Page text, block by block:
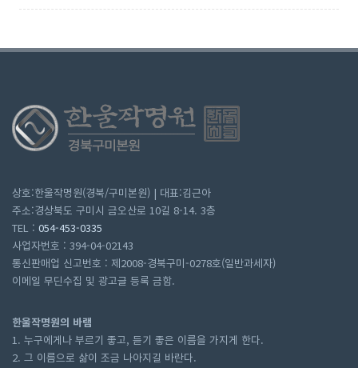
상호:한울작명원(경북/구미본원) | 대표:김근아
주소:경상북도 구미시 금오산로 10길 8-14. 3층
TEL : 054-453-0335
사업자번호 : 394-04-02143
통신판매업 신고번호 : 제2008-경북구미-0278호(일반과세자)
이메일 무딘수집 및 광고글 등록 금함.
한울작명원의 바램
1. 누구에게나 부르기 좋고, 듣기 좋은 이름을 가지게 한다.
2. 그 이름으로 삶이 조금 나아지길 바란다.